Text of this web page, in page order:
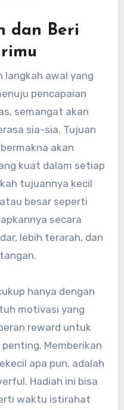
dan Beri
langkah awal yang
pencapaian
semangat akan
sia-sia. Tujuan
akan
kuat dalam setiap
tujuannya kecil
besar seperti
secara
lebih terarah, dan
hanya dengan
motivasi yang
reward untuk
Memberikan
apa pun, adalah
Hadiah ini bisa
waktu istirahat